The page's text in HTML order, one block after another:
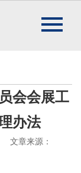
会会展工
办法
文章来源：